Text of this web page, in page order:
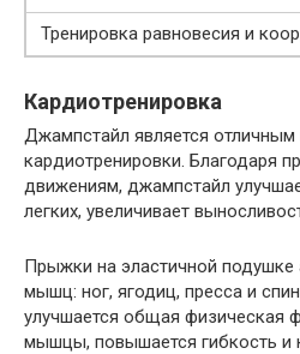
Тренировка равновесия и
Кардиотренировка
Джампстайл является
кардиотренировки. Благодаря
движениям, джампстайл
легких, увеличивает
Прыжки на эластичной
мышц: ног, ягодиц, пресса и
улучшается общая физическая
мышцы, повышается гибкость и